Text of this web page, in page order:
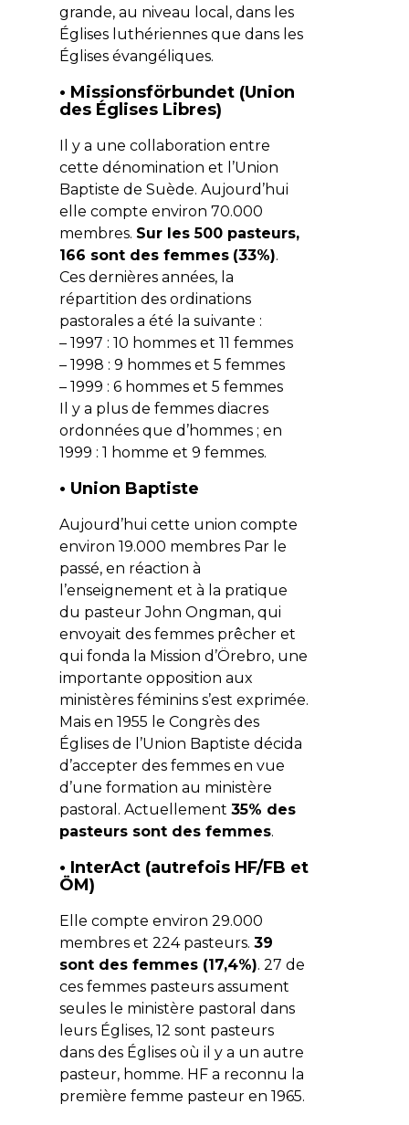
grande, au niveau local, dans les
Églises luthériennes que dans les
Églises évangéliques.
• Missionsförbundet (Union
des Églises Libres)
Il y a une collaboration entre
cette dénomination et l’Union
Baptiste de Suède. Aujourd’hui
elle compte environ 70.000
membres. Sur les 500 pasteurs,
166 sont des femmes (33%).
Ces dernières années, la
répartition des ordinations
pastorales a été la suivante :
– 1997 : 10 hommes et 11 femmes
– 1998 : 9 hommes et 5 femmes
– 1999 : 6 hommes et 5 femmes
Il y a plus de femmes diacres
ordonnées que d’hommes ; en
1999 : 1 homme et 9 femmes.
• Union Baptiste
Aujourd’hui cette union compte
environ 19.000 membres Par le
passé, en réaction à
l’enseignement et à la pratique
du pasteur John Ongman, qui
envoyait des femmes prêcher et
qui fonda la Mission d’Örebro, une
importante opposition aux
ministères féminins s’est exprimée.
Mais en 1955 le Congrès des
Églises de l’Union Baptiste décida
d’accepter des femmes en vue
d’une formation au ministère
pastoral. Actuellement 35% des
pasteurs sont des femmes.
• InterAct (autrefois HF/FB et
ÖM)
Elle compte environ 29.000
membres et 224 pasteurs. 39
sont des femmes (17,4%). 27 de
ces femmes pasteurs assument
seules le ministère pastoral dans
leurs Églises, 12 sont pasteurs
dans des Églises où il y a un autre
pasteur, homme. HF a reconnu la
première femme pasteur en 1965.